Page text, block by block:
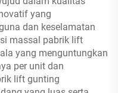
yang
dan keselamatan
massal pabrik lift
yang menguntungkan
per unit dan
lift gunting